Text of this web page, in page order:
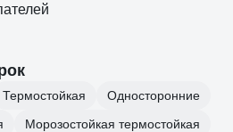
Термостойкая
Односторонние
Морозостойкая термостойкая